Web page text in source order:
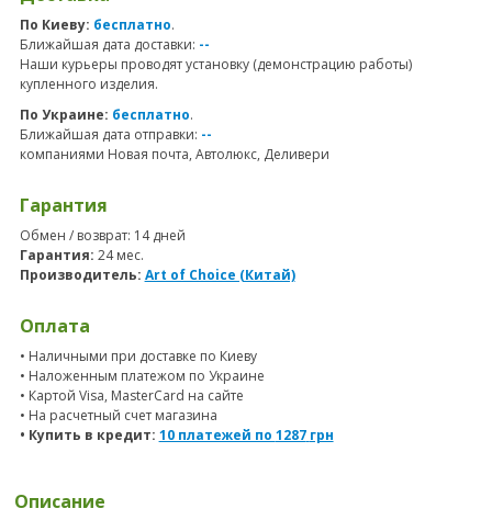
По Киеву: бесплатно.
Ближайшая дата доставки: --
Наши курьеры проводят установку (демонстрацию работы)
купленного изделия.
По Украине: бесплатно.
Ближайшая дата отправки: --
компаниями Новая почта, Автолюкс, Деливери
Гарантия
Обмен / возврат: 14 дней
Гарантия: 24 мес.
Производитель: Art of Choice (Китай)
Оплата
• Наличными при доставке по Киеву
• Наложенным платежом по Украине
• Картой Visa, MasterCard на сайте
• На расчетный счет магазина
• Купить в кредит: 10 платежей по 1287 грн
Описание